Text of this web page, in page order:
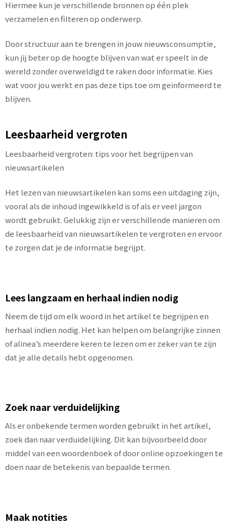
Hiermee kun je verschillende bronnen op één plek
verzamelen en filteren op onderwerp.
Door structuur aan te brengen in jouw nieuwsconsumptie,
kun jij beter op de hoogte blijven van wat er speelt in de
wereld zonder overweldigd te raken door informatie. Kies
wat voor jou werkt en pas deze tips toe om geïnformeerd te
blijven.
Leesbaarheid vergroten
Leesbaarheid vergroten: tips voor het begrijpen van
nieuwsartikelen
Het lezen van nieuwsartikelen kan soms een uitdaging zijn,
vooral als de inhoud ingewikkeld is of als er veel jargon
wordt gebruikt. Gelukkig zijn er verschillende manieren om
de leesbaarheid van nieuwsartikelen te vergroten en ervoor
te zorgen dat je de informatie begrijpt.
Lees langzaam en herhaal indien nodig
Neem de tijd om elk woord in het artikel te begrijpen en
herhaal indien nodig. Het kan helpen om belangrijke zinnen
of alinea’s meerdere keren te lezen om er zeker van te zijn
dat je alle details hebt opgenomen.
Zoek naar verduidelijking
Als er onbekende termen worden gebruikt in het artikel,
zoek dan naar verduidelijking. Dit kan bijvoorbeeld door
middel van een woordenboek of door online opzoekingen te
doen naar de betekenis van bepaalde termen.
Maak notities